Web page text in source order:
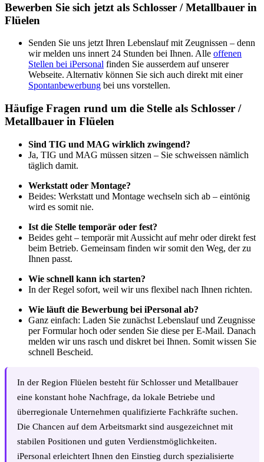
Bewerben Sie sich jetzt als Schlosser / Metallbauer in
Flüelen
Senden Sie uns jetzt Ihren Lebenslauf mit Zeugnissen – denn
wir melden uns innert 24 Stunden bei Ihnen. Alle offenen
Stellen bei iPersonal finden Sie ausserdem auf unserer
Webseite. Alternativ können Sie sich auch direkt mit einer
Spontanbewerbung bei uns vorstellen.
Häufige Fragen rund um die Stelle als Schlosser /
Metallbauer in Flüelen
Sind TIG und MAG wirklich zwingend?
Ja, TIG und MAG müssen sitzen – Sie schweissen nämlich
täglich damit.
Werkstatt oder Montage?
Beides: Werkstatt und Montage wechseln sich ab – eintönig
wird es somit nie.
Ist die Stelle temporär oder fest?
Beides geht – temporär mit Aussicht auf mehr oder direkt fest
beim Betrieb. Gemeinsam finden wir somit den Weg, der zu
Ihnen passt.
Wie schnell kann ich starten?
In der Regel sofort, weil wir uns flexibel nach Ihnen richten.
Wie läuft die Bewerbung bei iPersonal ab?
Ganz einfach: Laden Sie zunächst Lebenslauf und Zeugnisse
per Formular hoch oder senden Sie diese per E-Mail. Danach
melden wir uns rasch und diskret bei Ihnen. Somit wissen Sie
schnell Bescheid.
In der Region Flüelen besteht für Schlosser und Metallbauer
eine konstant hohe Nachfrage, da lokale Betriebe und
überregionale Unternehmen qualifizierte Fachkräfte suchen.
Die Chancen auf dem Arbeitsmarkt sind ausgezeichnet mit
stabilen Positionen und guten Verdienstmöglichkeiten.
iPersonal erleichtert Ihnen den Einstieg durch spezialisierte